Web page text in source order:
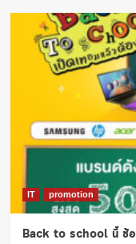
IT promotion
Back to school นี้ ช้